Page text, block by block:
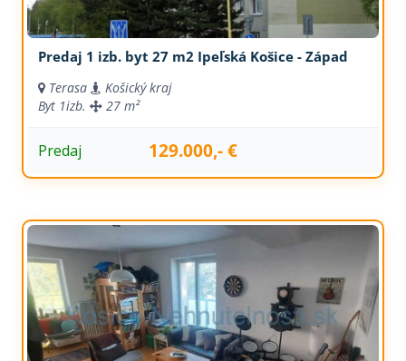
Predaj 1 izb. byt 27 m2 Ipeľská Košice - Západ
Terasa
Košický kraj
Byt 1izb. 27 m²
Predaj 129.000,- €